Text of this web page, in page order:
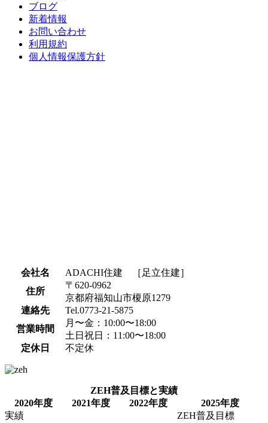
ブログ
新着情報
お問い合わせ
利用規約
個人情報保護方針
会社名
ADACHI住建 ［足立住建］
住所
〒620-0962
京都府福知山市榎原1279
連絡先
Tel.0773-21-5875
営業時間
月〜金：10:00〜18:00
土日祝日：11:00〜18:00
定休日
不定休
ZEH普及目標と実績
2020年度
2021年度 2022年度
2025年度
実績
ZEH普及目標